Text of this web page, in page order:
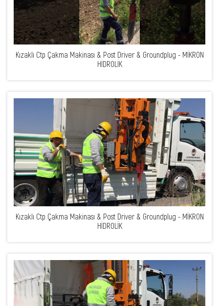
Kızaklı Ctp Çakma Makinası & Post Driver & Groundplug - MİKRON
HİDROLİK
Kızaklı Ctp Çakma Makinası & Post Driver & Groundplug - MİKRON
HİDROLİK